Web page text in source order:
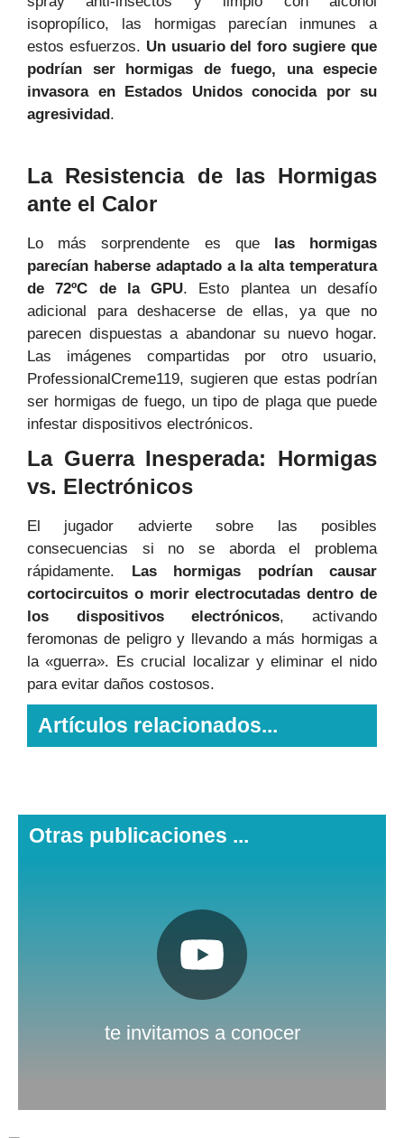
isopropílico, las hormigas parecían inmunes a
estos esfuerzos. Un usuario del foro sugiere que
podrían ser hormigas de fuego, una especie
invasora en Estados Unidos conocida por su
agresividad .
La Resistencia de las Hormigas
ante el Calor
Lo más sorprendente es que
las hormigas
parecían haberse adaptado a la alta temperatura
de 72ºC de la GPU. Esto plantea un desafío
adicional para deshacerse de ellas, ya que no
parecen dispuestas a abandonar su nuevo hogar.
Las imágenes compartidas por otro usuario,
ProfessionalCreme119, sugieren que estas podrían
ser hormigas de fuego, un tipo de plaga que puede
infestar dispositivos electrónicos.
La Guerra Inesperada: Hormigas
vs. Electrónicos
El jugador advierte sobre las posibles
consecuencias si no se aborda el problema
rápidamente. Las hormigas podrían causar
cortocircuitos o morir electrocutadas dentro de
los dispositivos electrónicos, activando
feromonas de peligro y llevando a más hormigas a
la «guerra». Es crucial localizar y eliminar el nido
para evitar daños costosos.
Artículos relacionados...
Otras publicaciones ...
te invitamos a conocer
Pulsa aquí